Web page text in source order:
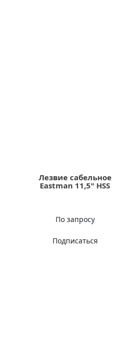
Лезвие сабельное
Eastman 11,5" HSS
По запросу
Подписаться